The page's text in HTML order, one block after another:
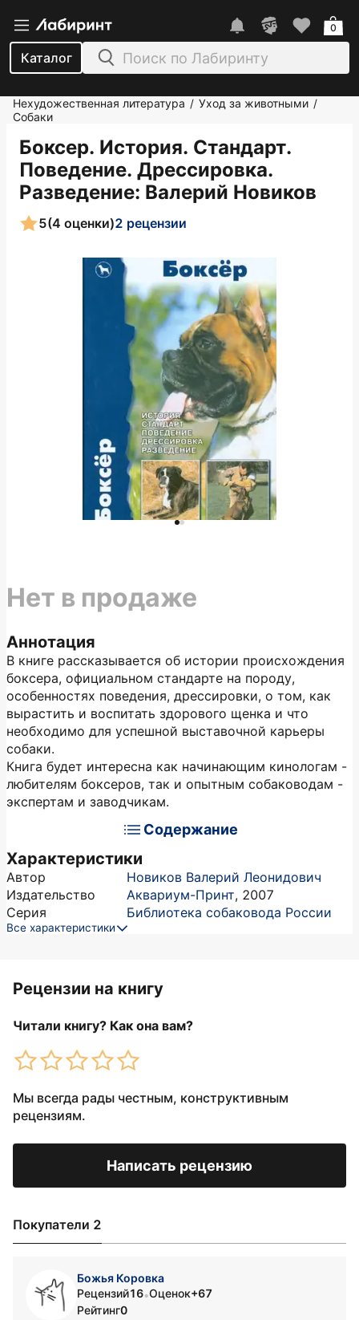
Каталог
0
Нехудожественная литература / Уход за животными /
Собаки
Боксер. История. Стандарт.
Поведение. Дрессировка.
Разведение: Валерий Новиков
5(4 оценки)2 рецензии
Аннотация
В книге рассказывается об истории происхождения
боксера, официальном стандарте на породу,
особенностях поведения, дрессировки, о том, как
вырастить и воспитать здорового щенка и что
необходимо для успешной выставочной карьеры
собаки.
Книга будет интересна как начинающим кинологам -
любителям боксеров, так и опытным собаководам -
экспертам и заводчикам.
Содержание
Характеристики
Автор
Новиков Валерий Леонидович
Издательство
Аквариум-Принт, 2007
Серия
Библиотека собаковода России
Все характеристики
Нет в продаже
Рецензии на книгу
Читали книгу? Как она вам?
Мы всегда рады честным, конструктивным
рецензиям.
Написать рецензию
Покупатели 2
Божья Коровка
Рецензий16•Оценок+67
Рейтинг0